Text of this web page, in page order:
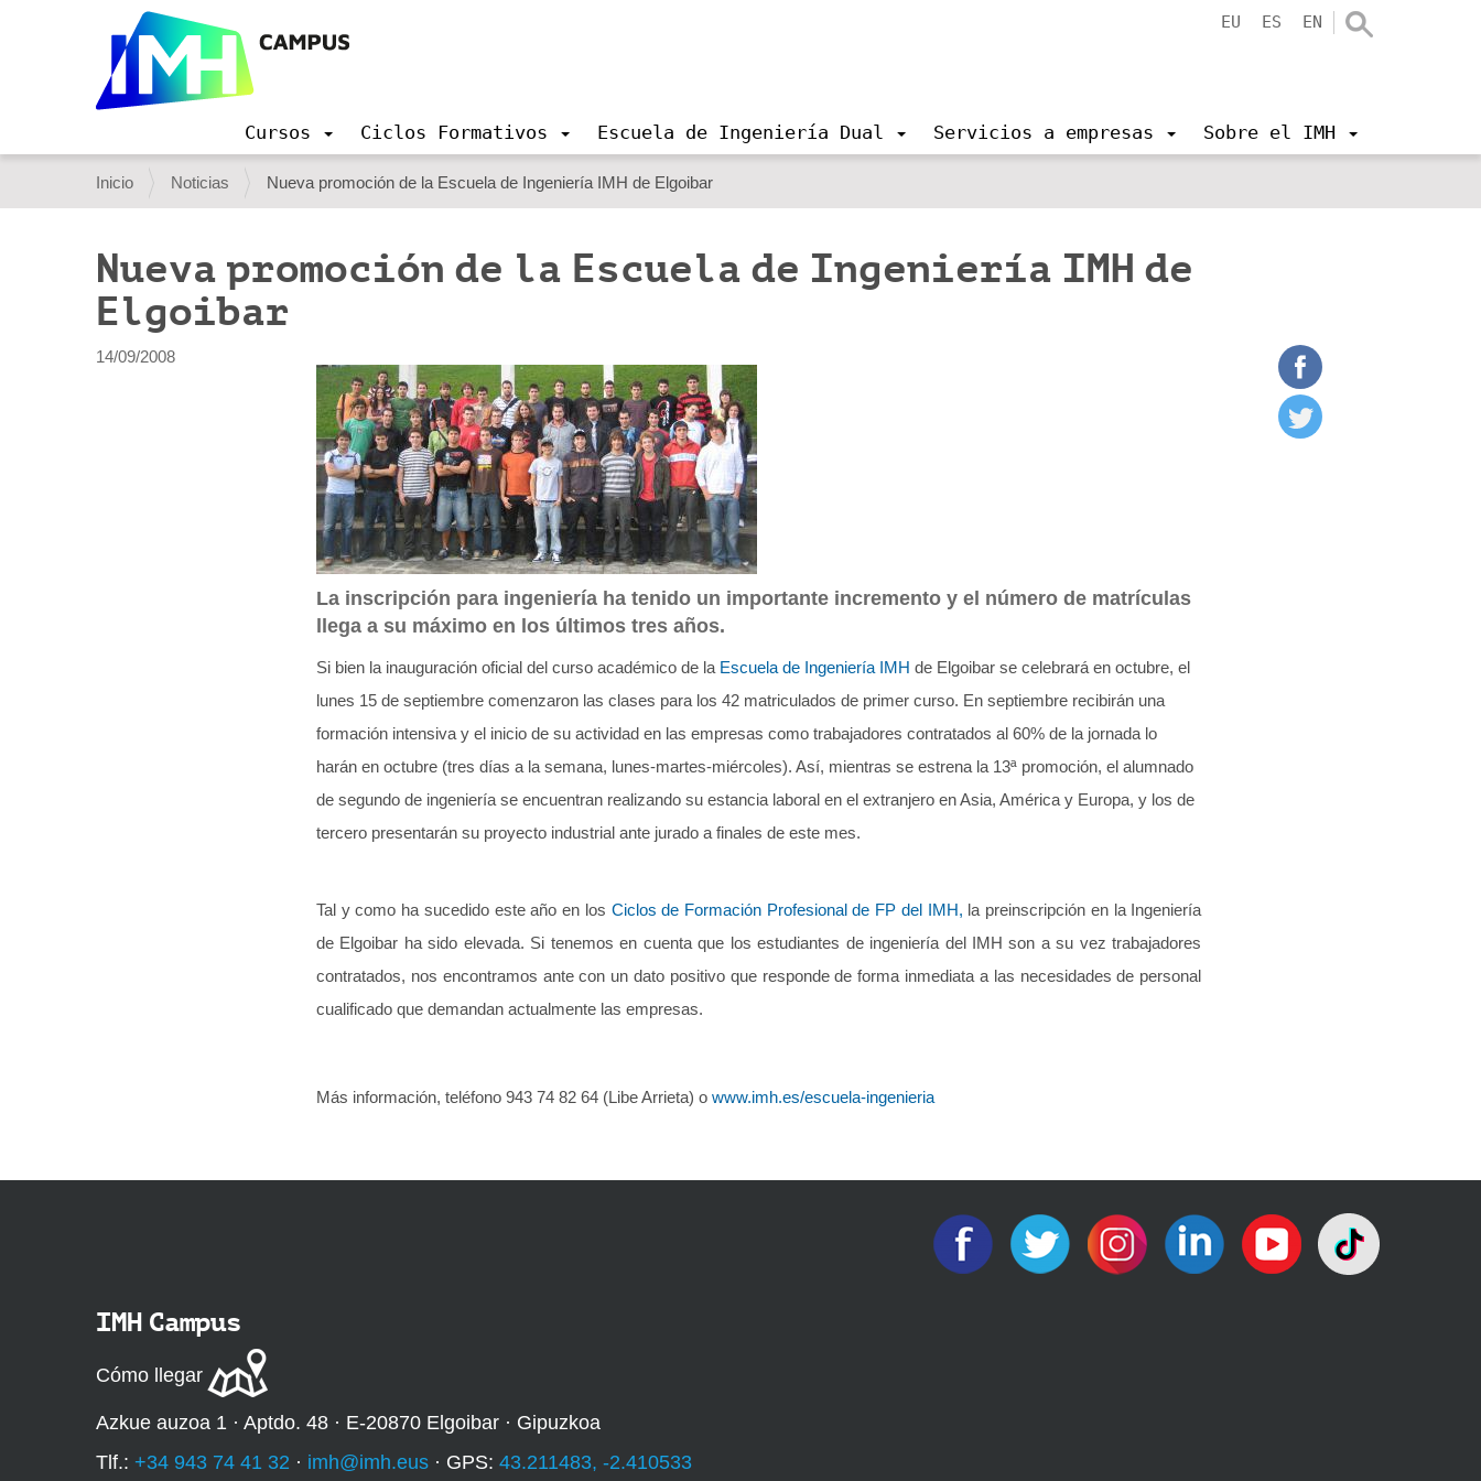
EU ES EN
v
a
c
i
n
Cursos Ciclos Formativos Escuela de Ingeniería Dual Servicios a empresas Sobre el IMH
U
s
e
e
Inicio Noticias Nueva promoción de la Escuela de Ingeniería IMH de Elgoibar
Nueva promoción de la Escuela de Ingeniería IMH de
Elgoibar
14/09/2008
La inscripción para ingeniería ha tenido un importante incremento y el número de matrículas
llega a su máximo en los últimos tres años.
Si bien la inauguración oficial del curso académico de la Escuela de Ingeniería IMH de Elgoibar se celebrará en octubre, el
lunes 15 de septiembre comenzaron las clases para los 42 matriculados de primer curso. En septiembre recibirán una
formación intensiva y el inicio de su actividad en las empresas como trabajadores contratados al 60% de la jornada lo
harán en octubre (tres días a la semana, lunes-martes-miércoles). Así, mientras se estrena la 13ª promoción, el alumnado
de segundo de ingeniería se encuentran realizando su estancia laboral en el extranjero en Asia, América y Europa, y los de
tercero presentarán su proyecto industrial ante jurado a finales de este mes.
Tal y como ha sucedido este año en los Ciclos de Formación Profesional de FP del IMH, la preinscripción en la Ingeniería
de Elgoibar ha sido elevada. Si tenemos en cuenta que los estudiantes de ingeniería del IMH son a su vez trabajadores
contratados, nos encontramos ante con un dato positivo que responde de forma inmediata a las necesidades de personal
cualificado que demandan actualmente las empresas.
Más información, teléfono 943 74 82 64 (Libe Arrieta) o www.imh.es/escuela-ingenieria
IMH Campus
Cómo llegar
Azkue auzoa 1 · Aptdo. 48 · E-20870 Elgoibar · Gipuzkoa
Tlf.: +34 943 74 41 32 · imh@imh.eus · GPS: 43.211483, -2.410533